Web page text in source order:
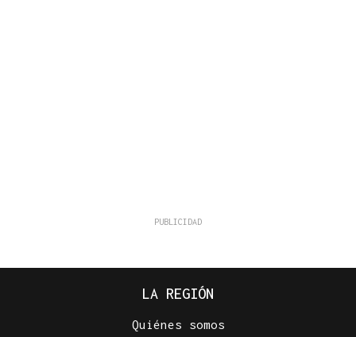
LA REGIÓN
Quiénes somos